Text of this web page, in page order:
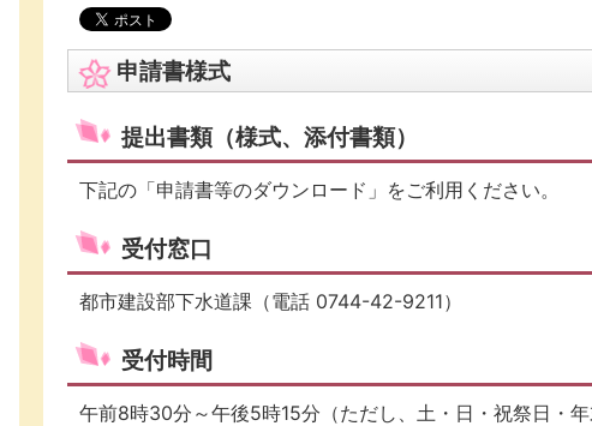
申請書様式
提出書類（様式、添付書類）
下記の「申請書等のダウンロード」をご利用ください。
受付窓口
都市建設部下水道課（電話 0744-42-9211）
受付時間
午前8時30分～午後5時15分（ただし、土・日・祝祭日・年